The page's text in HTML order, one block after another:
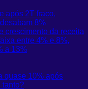
após 2T fraco,
8%
crescimento da receita
entre 4% e 8%,
a 13%